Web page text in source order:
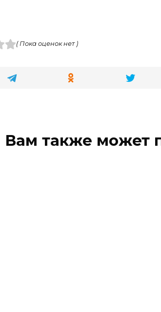
( Пока оценок нет )
Вам также может